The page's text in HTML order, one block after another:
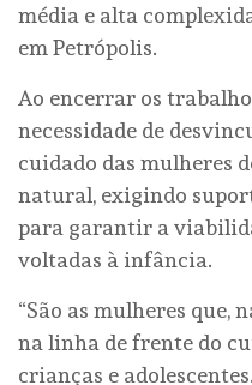
média e alta
em Petrópolis.
Ao encerrar os
necessidade de
cuidado das mulheres
natural, exigindo
para garantir a
voltadas à infância.
“São as mulheres que,
na linha de frente do
crianças e